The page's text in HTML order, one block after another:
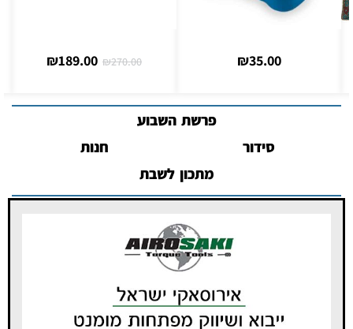
₪35.00
₪270.00
₪189.00
פרשת השבוע
סידור
חנות
מתכון לשבת